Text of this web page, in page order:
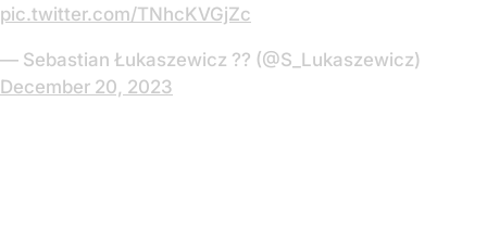
pic.twitter.com/TNhcKVGjZc
— Sebastian Łukaszewicz ?? (@S_Lukaszewicz)
December 20, 2023